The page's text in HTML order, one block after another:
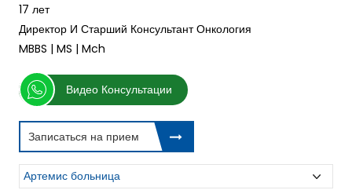
17 лет
Директор И Старший Консультант Онкология
MBBS | MS | Mch
Видео Консультации
Записаться на прием